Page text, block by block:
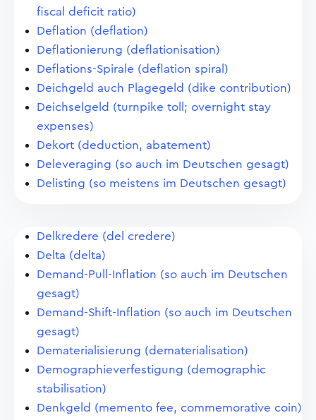
fiscal deficit ratio)
Deflation (deflation)
Deflationierung (deflationisation)
Deflations-Spirale (deflation spiral)
Deichgeld auch Plagegeld (dike contribution)
Deichselgeld (turnpike toll; overnight stay
expenses)
Dekort (deduction, abatement)
Deleveraging (so auch im Deutschen gesagt)
Delisting (so meistens im Deutschen gesagt)
Delkredere (del credere)
Delta (delta)
Demand-Pull-Inflation (so auch im Deutschen
gesagt)
Demand-Shift-Inflation (so auch im Deutschen
gesagt)
Dematerialisierung (dematerialisation)
Demographieverfestigung (demographic
stabilisation)
Denkgeld (memento fee, commemorative coin)